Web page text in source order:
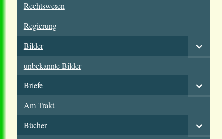
Rechtswesen
Regierung
Bilder
unbekannte Bilder
Briefe
Am Trakt
Bücher